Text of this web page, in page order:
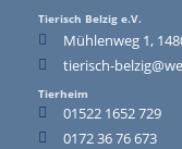
Tierisch Belzig e.V.
Mühlenweg 1,
tierisch-
Tierheim
01522 1652 729
0172 36 76 673